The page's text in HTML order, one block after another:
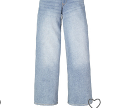
ZUR WUNSCHLISTE HINZUFÜGEN
ZUR